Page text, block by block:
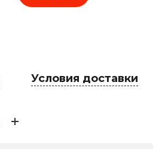
Условия доставки